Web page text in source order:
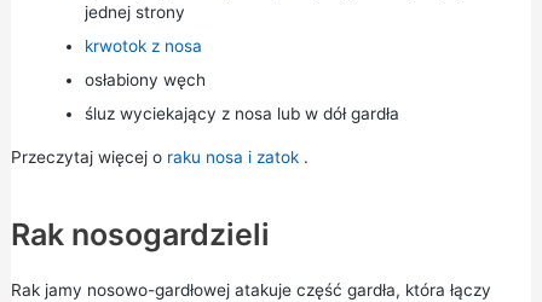
jednej strony
krwotok z nosa
osłabiony węch
śluz wyciekający z nosa lub w dół gardła
Przeczytaj więcej o raku nosa i zatok.
Rak nosogardzieli
Rak jamy nosowo-gardłowej atakuje część gardła, która łączy